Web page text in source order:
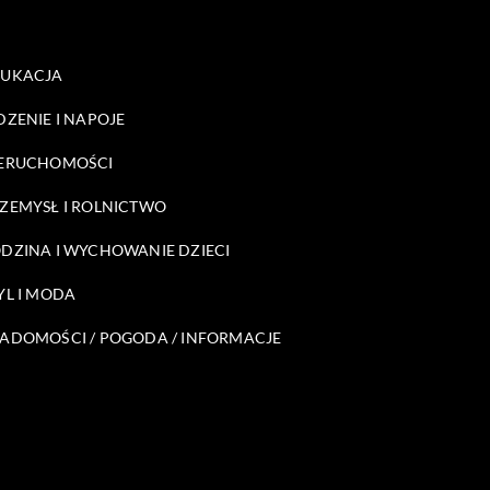
I NAPOJE
I ROLNICTWO
I WYCHOWANIE DZIECI
I MODA
/ POGODA / INFORMACJE